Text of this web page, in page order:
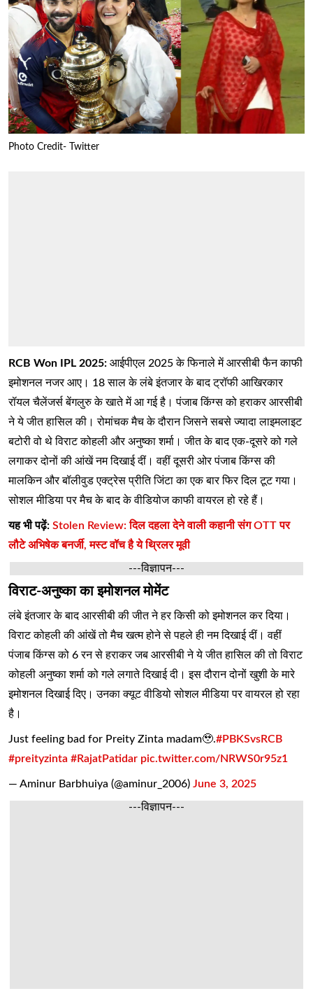
Photo Credit- Twitter
RCB Won IPL 2025: आईपीएल 2025 के फिनाले में आरसीबी फैन काफी
इमोशनल नजर आए। 18 साल के लंबे इंतजार के बाद ट्रॉफी आखिरकार
रॉयल चैलेंजर्स बेंगलुरु के खाते में आ गई है। पंजाब किंग्स को हराकर आरसीबी
ने ये जीत हासिल की। रोमांचक मैच के दौरान जिसने सबसे ज्यादा लाइमलाइट
बटोरी वो थे विराट कोहली और अनुष्का शर्मा। जीत के बाद एक-दूसरे को गले
लगाकर दोनों की आंखें नम दिखाई दीं। वहीं दूसरी ओर पंजाब किंग्स की
मालकिन और बॉलीवुड एक्ट्रेस प्रीति जिंटा का एक बार फिर दिल टूट गया।
सोशल मीडिया पर मैच के बाद के वीडियोज काफी वायरल हो रहे हैं।
यह भी पढ़ें: Stolen Review: दिल दहला देने वाली कहानी संग OTT पर
लौटे अभिषेक बनर्जी, मस्ट वॉच है ये थ्रिलर मूवी
---विज्ञापन---
विराट-अनुष्का का इमोशनल मोमेंट
लंबे इंतजार के बाद आरसीबी की जीत ने हर किसी को इमोशनल कर दिया।
विराट कोहली की आंखें तो मैच खत्म होने से पहले ही नम दिखाई दीं। वहीं
पंजाब किंग्स को 6 रन से हराकर जब आरसीबी ने ये जीत हासिल की तो विराट
कोहली अनुष्का शर्मा को गले लगाते दिखाई दी। इस दौरान दोनों खुशी के मारे
इमोशनल दिखाई दिए। उनका क्यूट वीडियो सोशल मीडिया पर वायरल हो रहा
है।
Just feeling bad for Preity Zinta madam🥹.#PBKSvsRCB
#preityzinta #RajatPatidar pic.twitter.com/NRWS0r95z1
— Aminur Barbhuiya (@aminur_2006) June 3, 2025
---विज्ञापन---